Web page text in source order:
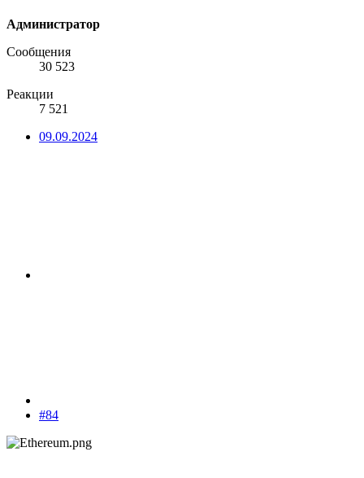
Администратор
Сообщения
30 523
Реакции
7 521
09.09.2024
#84